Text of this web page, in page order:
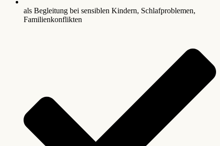
als Begleitung bei sensiblen Kindern, Schlafproblemen,
Familienkonflikten